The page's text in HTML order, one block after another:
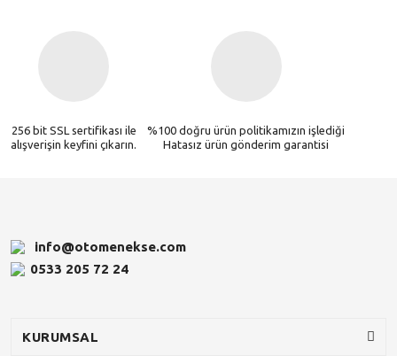
256 bit SSL sertifikası ile
alışverişin keyfini çıkarın.
%100 doğru ürün politikamızın işlediği
Hatasız ürün gönderim garantisi
info@otomenekse.com
0533 205 72 24
KURUMSAL